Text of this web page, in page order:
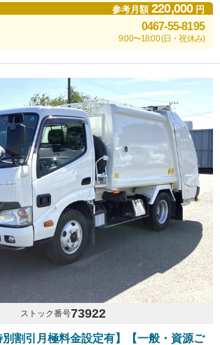
参考月額220,000円
0467-55-8195
9:00〜18:00 (日・祝休み)
ストック番号73922
別割引月極料金設定有】【一般・資源ご